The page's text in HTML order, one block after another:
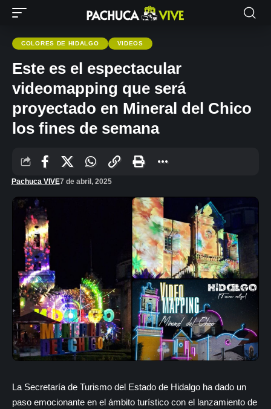
COLORES DE HIDALGO VIDEOS
Este es el espectacular
videomapping que será
proyectado en Mineral del Chico
los fines de semana
Pachuca VIVE7 de abril, 2025
La Secretaría de Turismo del Estado de Hidalgo ha dado un
paso emocionante en el ámbito turístico con el lanzamiento de